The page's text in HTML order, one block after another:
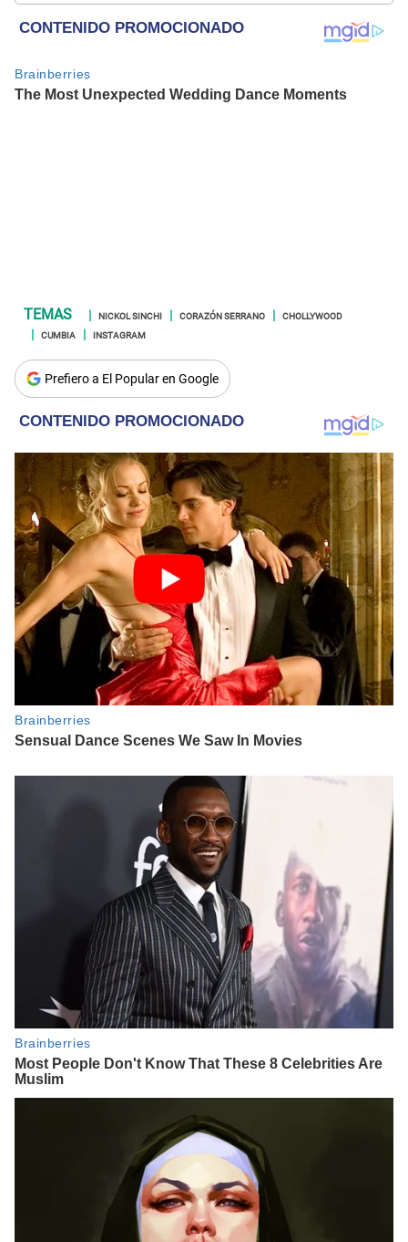
sociales, nuevas tecnologías, así como la defensa de los
derechos humanos y animales.
NICKOL SINCHI CORAZÓN SERRANO
CHOLLYWOOD
CUMBIA
INSTAGRAM
Prefiero a El Popular en Google